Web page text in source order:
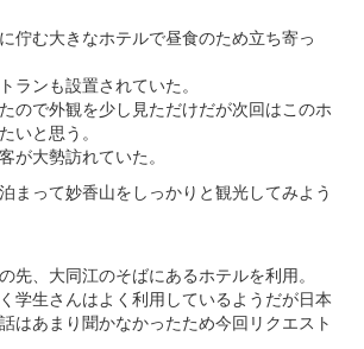
佇む大きなホテルで昼食のため立ち寄っ
ランも設置されていた。
ので外観を少し見ただけだが次回はこのホ
いと思う。
が大勢訪れていた。
まって妙香山をしっかりと観光してみよう
先、大同江のそばにあるホテルを利用。
学生さんはよく利用しているようだが日本
はあまり聞かなかったため今回リクエスト